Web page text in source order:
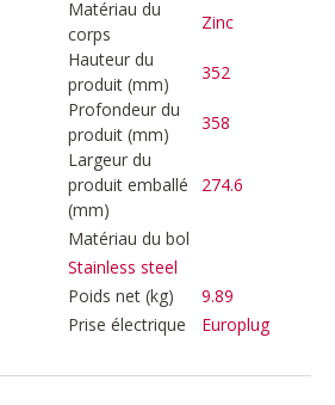
Matériau du
corps
Zinc
Hauteur du
produit (mm)
352
Profondeur du
produit (mm)
358
Largeur du
produit emballé
(mm)
274.6
Matériau du bol
Stainless steel
Poids net (kg)
9.89
Prise électrique Europlug